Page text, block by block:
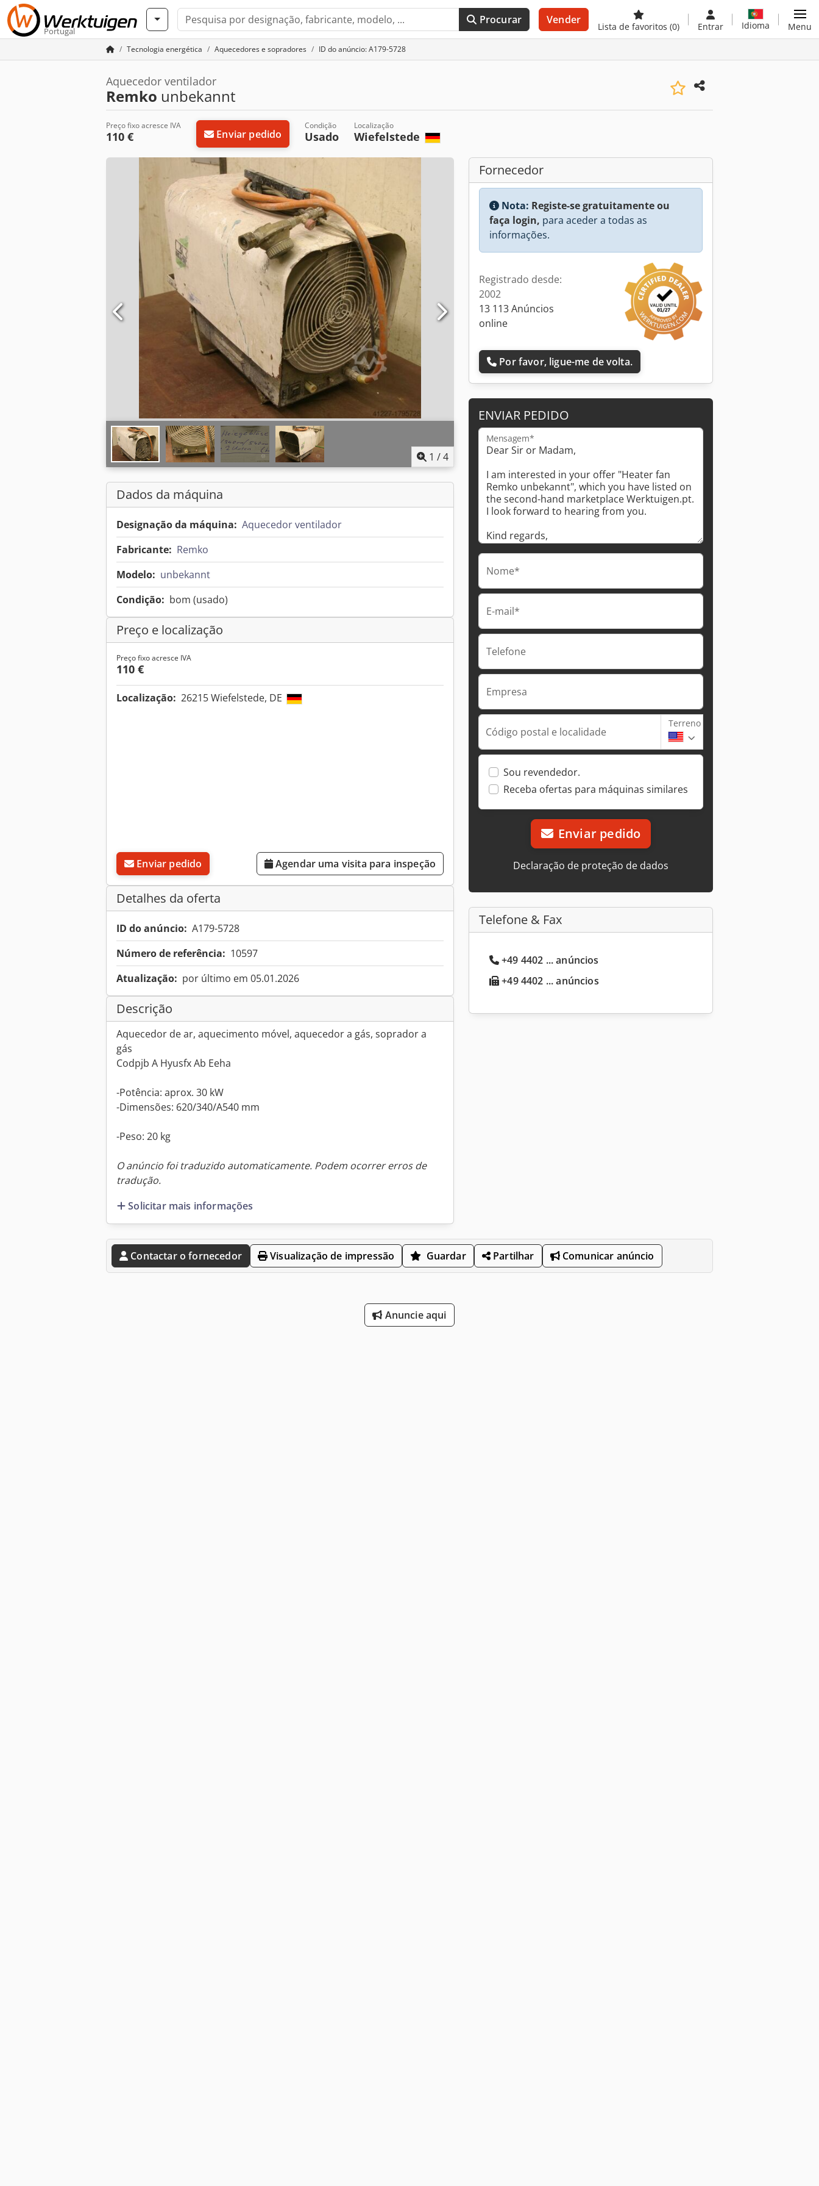
Portugal
Procurar Vender
Lista de favoritos (0) Entrar Idioma Menu
Tecnologia energética Aquecedores e sopradores ID do anúncio: A179-5728
Aquecedor ventilador
Remko unbekannt
Preço fixo acresce IVA
110 € Enviar pedido
Condição
Usado
Localização
Wiefelstede
1 /4
Dados da máquina
Designação da máquina: Aquecedor ventilador
Fabricante: Remko
Modelo: unbekannt
Condição: bom (usado)
Preço e localização
Preço fixo acresce IVA
110 €
Localização: 26215 Wiefelstede, DE
Enviar pedido Agendar uma visita para inspeção
Detalhes da oferta
ID do anúncio: A179-5728
Número de referência: 10597
Atualização: por último em 05.01.2026
Descrição
Aquecedor de ar, aquecimento móvel, aquecedor a gás, soprador a
gás
Codpjb A Hyusfx Ab Eeha
-Potência: aprox. 30 kW
-Dimensões: 620/340/A540 mm
-Peso: 20 kg
O anúncio foi traduzido automaticamente. Podem ocorrer erros de
tradução.
Solicitar mais informações
Fornecedor
Nota: Registe-se gratuitamente ou
faça login, para aceder a todas as
informações.
Registrado desde:
2002
13 113 Anúncios
online
Por favor, ligue-me de volta.
ENVIAR PEDIDO
Mensagem*
Nome*
E-mail*
Telefone
Empresa
Código postal e localidade
Terreno
Sou revendedor.
Receba ofertas para máquinas similares
Enviar pedido
Declaração de proteção de dados
Telefone & Fax
+49 4402 ... anúncios
+49 4402 ... anúncios
Contactar o fornecedor Visualização de impressão Guardar Partilhar Comunicar anúncio
Anuncie aqui